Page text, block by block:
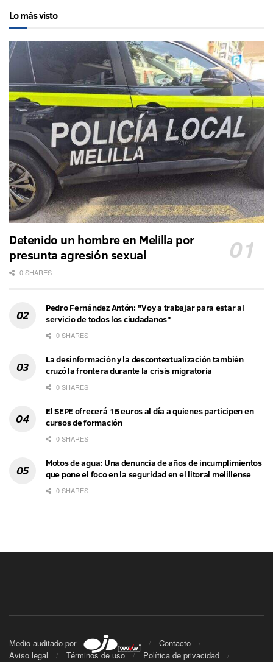
Lo más visto
Detenido un hombre en Melilla por
presunta agresión sexual
0 SHARES
Pedro Fernández Antón: "Voy a trabajar para estar al
servicio de todos los ciudadanos"
0 SHARES
La desinformación y la descontextualización también
cruzó la frontera durante la crisis migratoria
0 SHARES
El SEPE ofrecerá 15 euros al día a quienes participen en
cursos de formación
0 SHARES
Motos de agua: Una denuncia de años de incumplimientos
que pone el foco en la seguridad en el litoral melillense
0 SHARES
Medio auditado por
Contacto
Aviso legal
Términos de uso
Política de privacidad